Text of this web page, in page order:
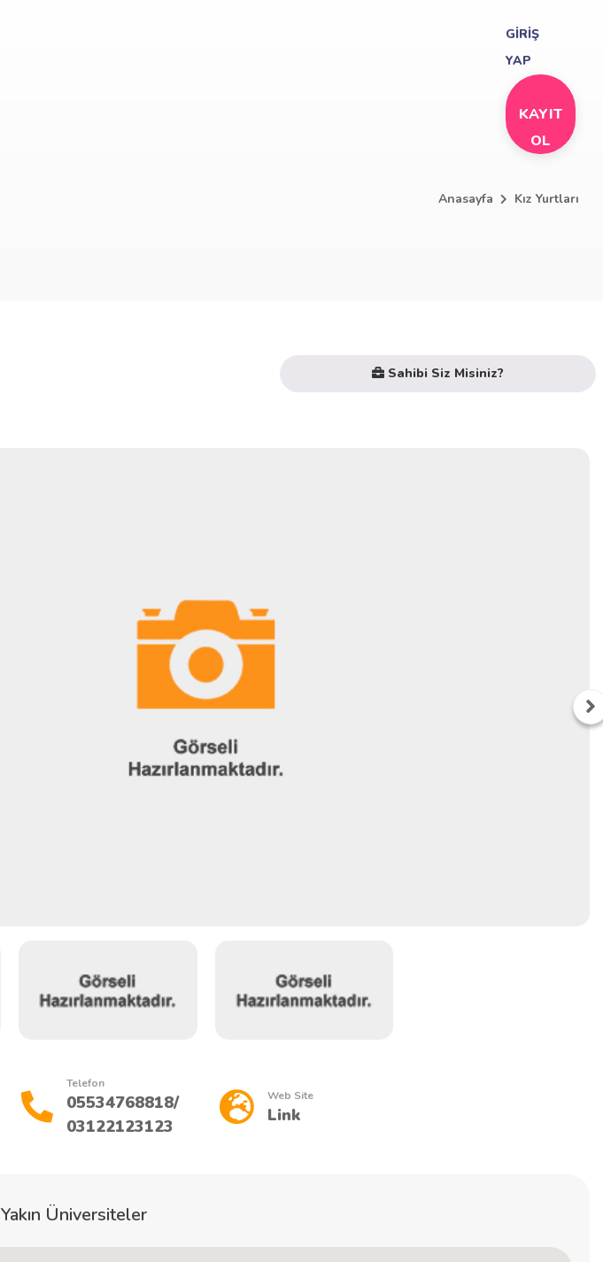
GİRİŞ
YAP
KAYIT
OL
Anasayfa Kız Yurtları
Sahibi Siz Misiniz?
Telefon
05534768818/
03122123123
Web Site
Link
Yakın Üniversiteler